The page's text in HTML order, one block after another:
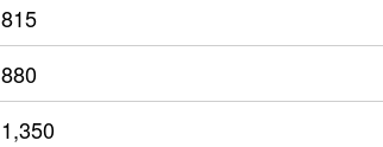
815
880
1,350